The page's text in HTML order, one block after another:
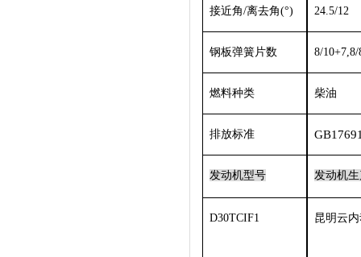
接近角/离去角(°) 24.5/12
钢板弹簧片数 8/10+7,8/
燃料种类 柴油
排放标准
发动机型号 发动机
D30TCIF1 昆明云